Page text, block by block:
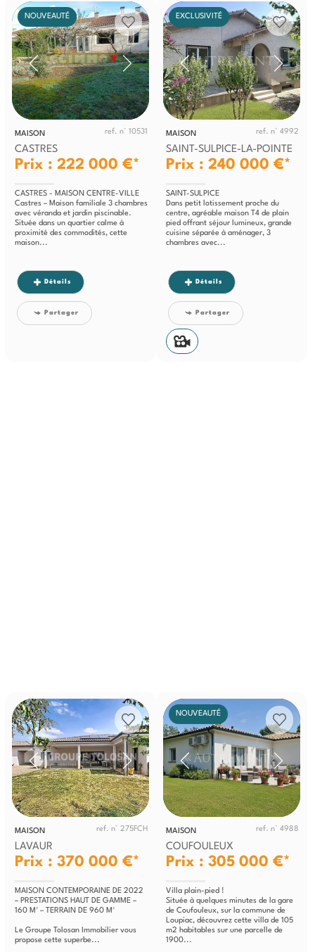
NOUVEAUTÉ
MAISON ref. n° 10531
CASTRES
Prix : 222 000 €*
CASTRES - MAISON CENTRE-VILLE
Castres – Maison familiale 3 chambres
avec véranda et jardin piscinable.
Située dans un quartier calme à
proximité des commodités, cette
maison...
Détails
Partager
EXCLUSIVITÉ
MAISON ref. n° 4992
SAINT-SULPICE-LA-POINTE
Prix : 240 000 €*
SAINT-SULPICE
Dans petit lotissement proche du
centre, agréable maison T4 de plain
pied offrant séjour lumineux, grande
cuisine séparée à aménager, 3
chambres avec...
Détails
Partager
MAISON ref. n° 275FCH
LAVAUR
Prix : 370 000 €*
MAISON CONTEMPORAINE DE 2022
– PRESTATIONS HAUT DE GAMME –
160 M² – TERRAIN DE 960 M²
Le Groupe Tolosan Immobilier vous
propose cette superbe...
NOUVEAUTÉ
MAISON ref. n° 4988
COUFOULEUX
Prix : 305 000 €*
Villa plain-pied !
Située à quelques minutes de la gare
de Coufouleux, sur la commune de
Loupiac, découvrez cette villa de 105
m2 habitables sur une parcelle de
1900...